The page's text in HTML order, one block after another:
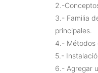
2.-
3.- Familia
principales.
4.- Métodos
5.-
6.- Agregar